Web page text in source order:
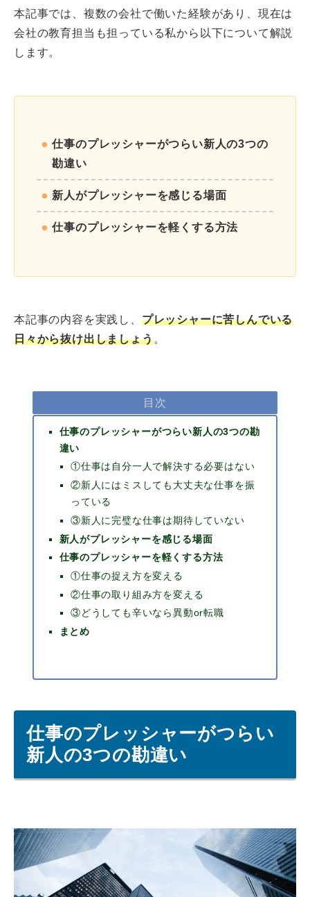
本記事では、複数の会社で働いた経験があり、現在は
会社の教育担当も担っている私から以下について解説
します。
仕事のプレッシャーがつらい新人の3つの
勘違い
新人がプレッシャーを感じる場面
仕事のプレッシャーを軽くする方法
本記事の内容を実践し、 プレッシャーに苦しんでいる
日々から抜け出しましょう。
目次
仕事のプレッシャーがつらい新人の3つの勘
違い
①仕事は自分一人で解決する必要はない
②新人にはミスしても大丈夫な仕事を振
っている
③新人に完璧な仕事は期待していない
新人がプレッシャーを感じる場面
仕事のプレッシャーを軽くする方法
①仕事の捉え方を変える
②仕事の取り組み方を変える
③どうしても辛いなら異動or転職
まとめ
仕事のプレッシャーがつらい
新人の3つの勘違い